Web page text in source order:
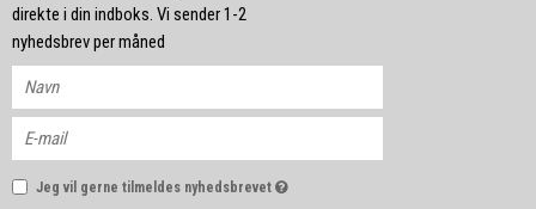
direkte i din indboks. Vi sender 1-2
nyhedsbrev per måned
Jeg vil gerne tilmeldes nyhedsbrevet